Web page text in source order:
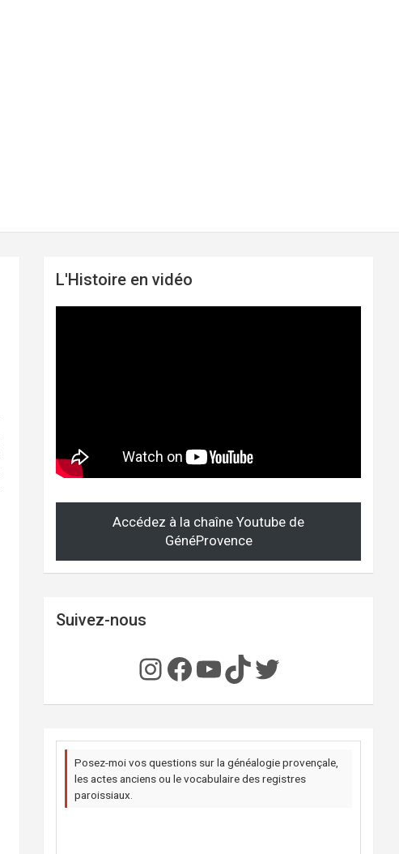
L'Histoire en vidéo
Accédez à la chaîne Youtube de
GénéProvence
Suivez-nous
Instagram
Facebook
YouTube
TikTok
Twitter
Posez-moi vos questions sur la généalogie provençale,
les actes anciens ou le vocabulaire des registres
paroissiaux.